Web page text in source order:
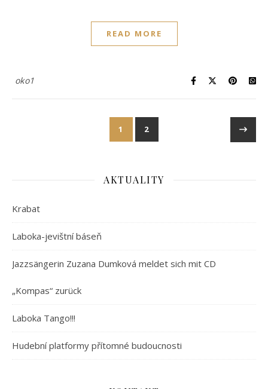
READ MORE
oko1
1 2
AKTUALITY
Krabat
Laboka-jevištní báseň
Jazzsängerin Zuzana Dumková meldet sich mit CD
„Kompas“ zurück
Laboka Tango!!!
Hudební platformy přítomné budoucnosti